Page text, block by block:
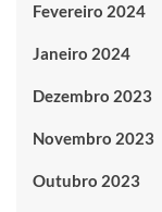
Fevereiro 2024
Janeiro 2024
Dezembro 2023
Novembro 2023
Outubro 2023